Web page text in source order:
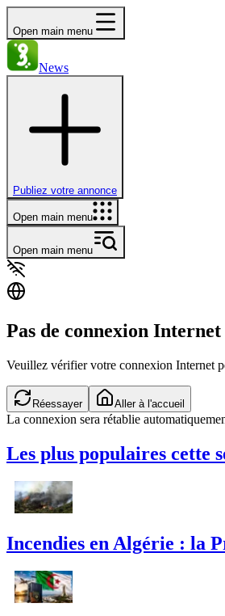
Open main menu
News
Publiez votre annonce
Open main menu
Open main menu
Pas de connexion Internet
Veuillez vérifier votre connexion Internet
Réessayer Aller à l'accueil
La connexion sera rétablie
Les plus populaires cette
Incendies en Algérie : la